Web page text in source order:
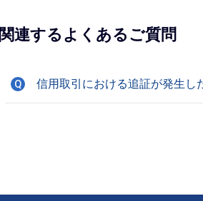
関連するよくあるご質問
Q 信用取引における追証が発生し